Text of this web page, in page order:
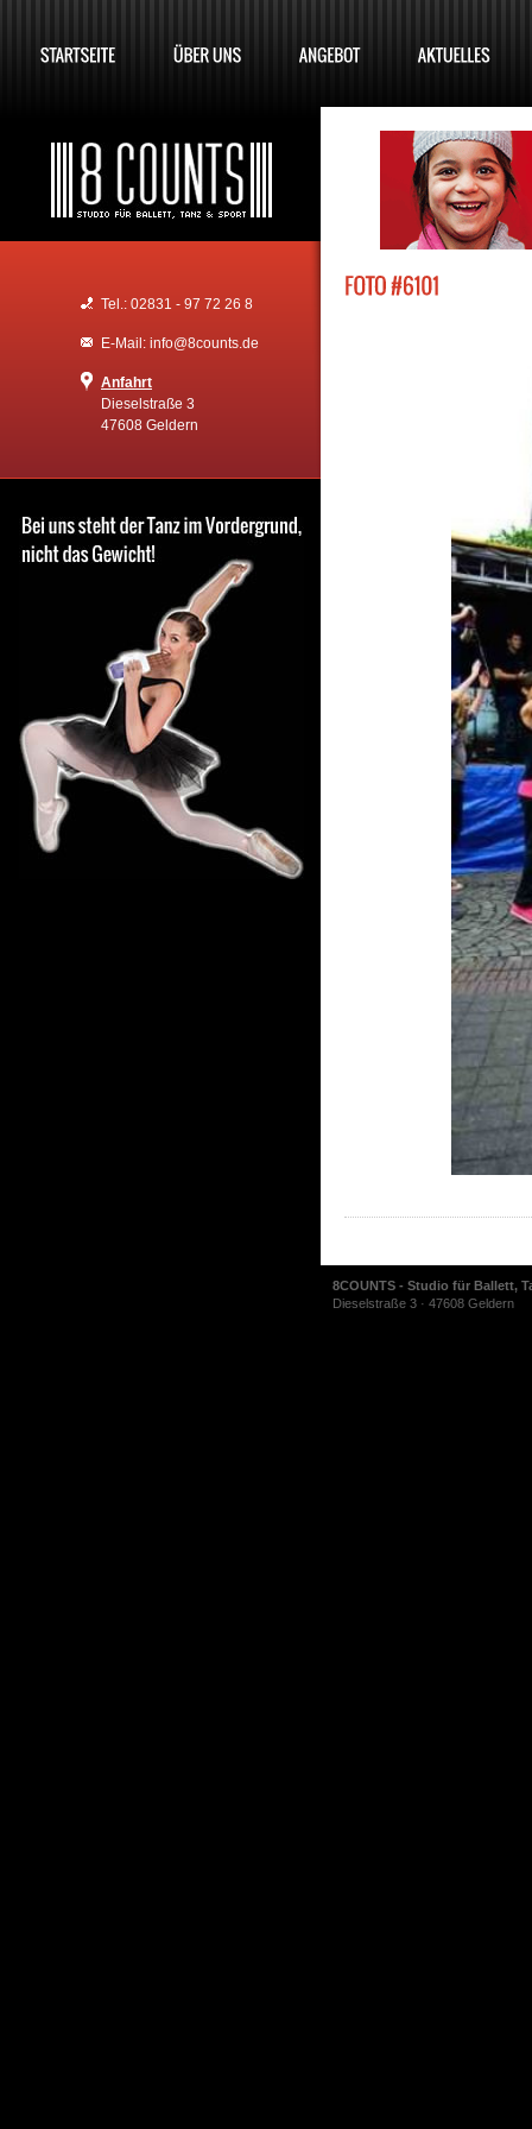
Tel.: 02831 - 97 72 26 8
E-Mail: info@8counts.de
Anfahrt
Dieselstraße 3
47608 Geldern
8COUNTS - Studio für Ballett,
Dieselstraße 3 · 47608 Geldern